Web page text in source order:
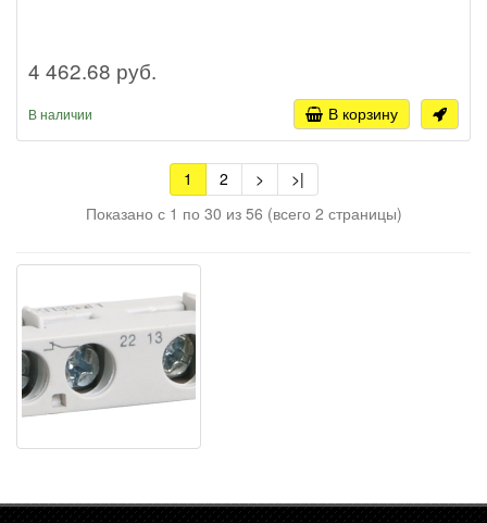
4 462.68 руб.
В наличии В корзину
1 2 >
>|
Показано с 1 по 30 из 56 (всего 2 страницы)